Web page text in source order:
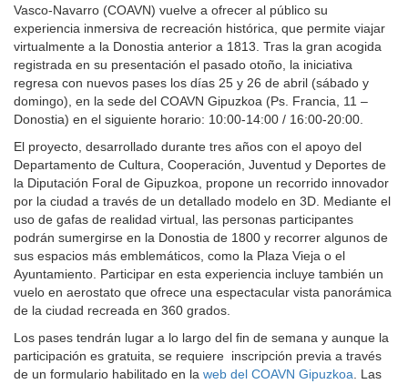
Vasco-Navarro (COAVN) vuelve a ofrecer al público su
experiencia inmersiva de recreación histórica, que permite viajar
virtualmente a la Donostia anterior a 1813. Tras la gran acogida
registrada en su presentación el pasado otoño, la iniciativa
regresa con nuevos pases los días 25 y 26 de abril (sábado y
domingo), en la sede del COAVN Gipuzkoa (Ps. Francia, 11 –
Donostia) en el siguiente horario: 10:00-14:00 / 16:00-20:00.
El proyecto, desarrollado durante tres años con el apoyo del
Departamento de Cultura, Cooperación, Juventud y Deportes de
la Diputación Foral de Gipuzkoa, propone un recorrido innovador
por la ciudad a través de un detallado modelo en 3D. Mediante el
uso de gafas de realidad virtual, las personas participantes
podrán sumergirse en la Donostia de 1800 y recorrer algunos de
sus espacios más emblemáticos, como la Plaza Vieja o el
Ayuntamiento. Participar en esta experiencia incluye también un
vuelo en aerostato que ofrece una espectacular vista panorámica
de la ciudad recreada en 360 grados.
Los pases tendrán lugar a lo largo del fin de semana y aunque la
participación es gratuita, se requiere inscripción previa a través
de un formulario habilitado en la web del COAVN Gipuzkoa . Las